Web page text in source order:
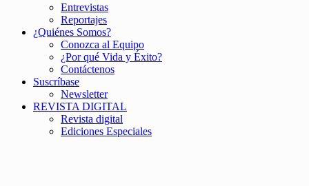
Entrevistas
Reportajes
¿Quiénes Somos?
Conozca al Equipo
¿Por qué Vida y Éxito?
Contáctenos
Suscríbase
Newsletter
REVISTA DIGITAL
Revista digital
Ediciones Especiales